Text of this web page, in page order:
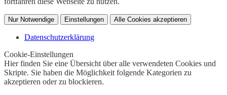
Nur Notwendige Einstellungen Alle Cookies akzeptieren
Datenschutzerklärung
Cookie-Einstellungen
Hier finden Sie eine Übersicht über alle verwendeten Cookies und
Skripte. Sie haben die Möglichkeit folgende Kategorien zu
akzeptieren oder zu blockieren.